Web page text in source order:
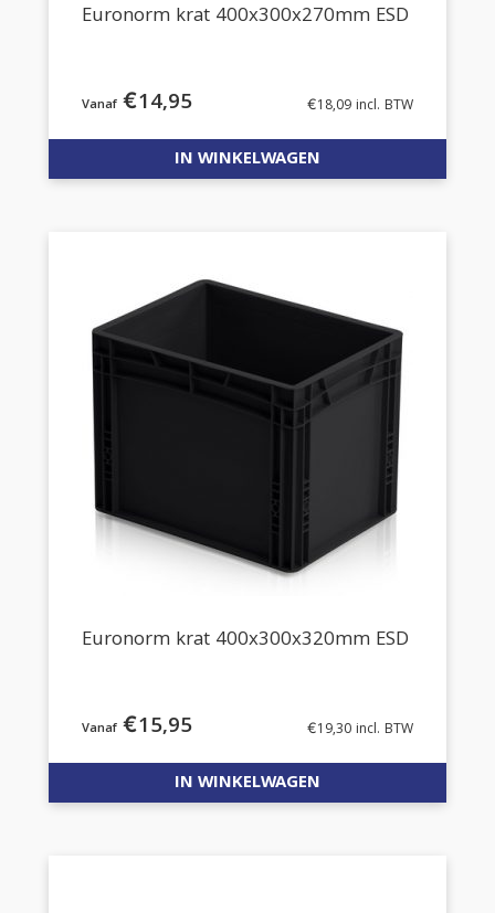
Euronorm krat 400x300x270mm ESD
€14,95 €18,09 incl. BTW
IN WINKELWAGEN
Euronorm krat 400x300x320mm ESD
€15,95 €19,30 incl. BTW
IN WINKELWAGEN